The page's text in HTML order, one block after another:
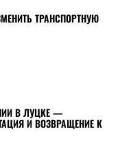
ТРАНСПОРТНУЮ
В ЛУЦКЕ —
И ВОЗВРАЩЕНИЕ К